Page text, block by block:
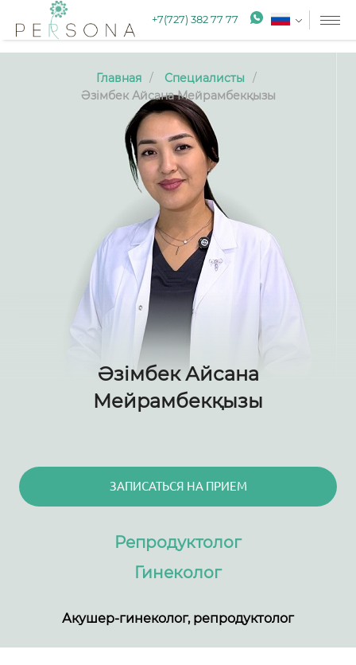
+7(727) 382 77 77
Главная
Специалисты
Әзімбек Айсана Мейрамбекқызы
Әзімбек Айсана
Мейрамбекқызы
ЗАПИСАТЬСЯ НА ПРИЕМ
Репродуктолог
Гинеколог
Акушер-гинеколог, репродуктолог